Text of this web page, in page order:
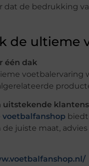
dat de bedrukking
de ultieme
één dak
voetbalervaring
uitstekende
voetbalfanshop
de juiste maat,